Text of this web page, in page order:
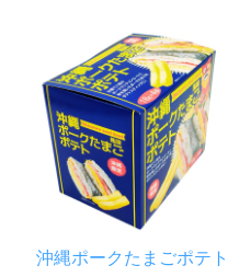
沖縄ポークたまごポテト